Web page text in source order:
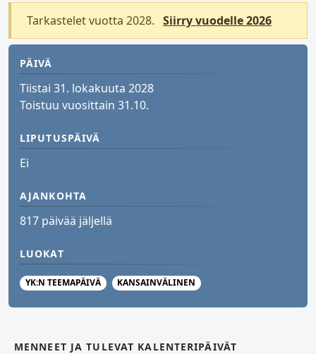
Tarkastelet vuotta 2028. Siirry vuodelle 2026
PÄIVÄ
Tiistai 31. lokakuuta 2028
Toistuu vuosittain 31.10.
LIPUTUSPÄIVÄ
Ei
AJANKOHTA
817 päivää jäljellä
LUOKAT
YK:N TEEMAPÄIVÄ KANSAINVÄLINEN
MENNEET JA TULEVAT KALENTERIPÄIVÄT